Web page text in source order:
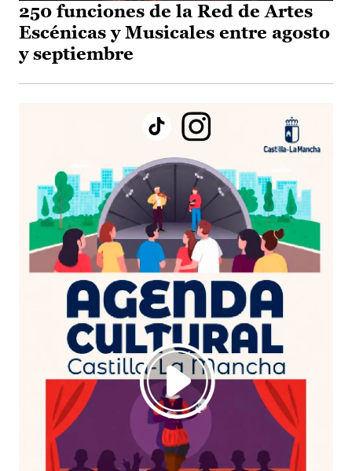
250 funciones de la Red de Artes
Escénicas y Musicales entre agosto
y septiembre